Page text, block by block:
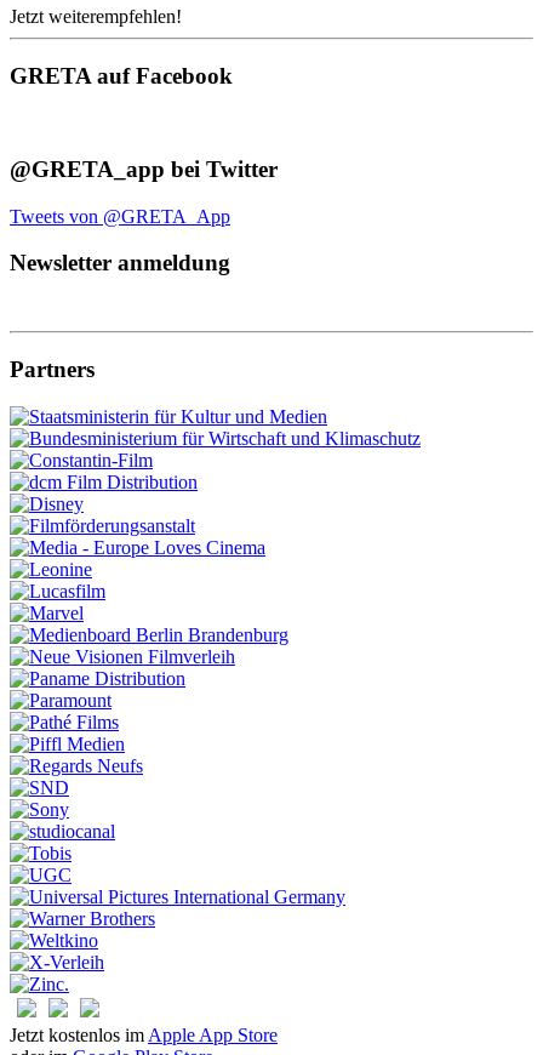
Jetzt weiterempfehlen!
GRETA auf Facebook
@GRETA_app bei Twitter
Tweets von @GRETA_App
Newsletter anmeldung
Partners
Jetzt kostenlos im Apple App Store